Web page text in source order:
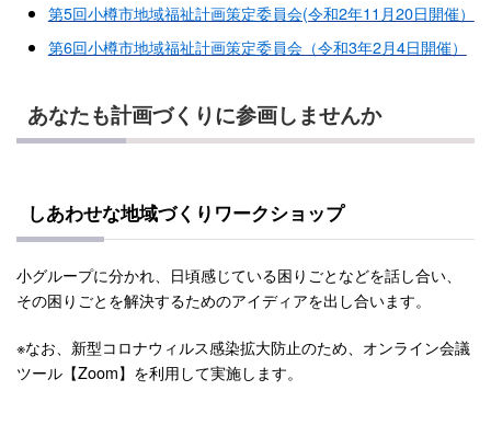
第5回小樽市地域福祉計画策定委員会(令和2年11月20日開催）
第6回小樽市地域福祉計画策定委員会（令和3年2月4日開催）
あなたも計画づくりに参画しませんか
しあわせな地域づくりワークショップ
小グループに分かれ、日頃感じている困りごとなどを話し合い、
その困りごとを解決するためのアイディアを出し合います。
※なお、新型コロナウィルス感染拡大防止のため、オンライン会議
ツール【Zoom】を利用して実施します。